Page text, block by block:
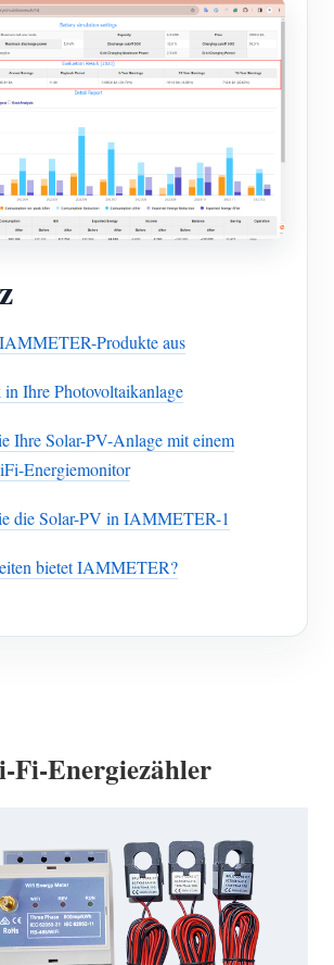
Produkte aus
Ihre Photovoltaikanlage
Ihre Solar-PV-Anlage mit einem
Energiemonitor
die Solar-PV in IAMMETER-1
bietet IAMMETER?
Fi-Energiezähler